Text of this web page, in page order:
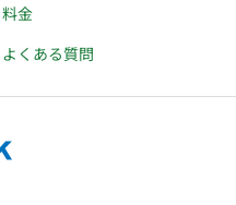
料金
よくある質問